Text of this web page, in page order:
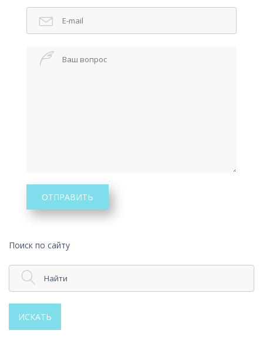
ОТПРАВИТЬ
Поиск по сайту
Найти
ИСКАТЬ